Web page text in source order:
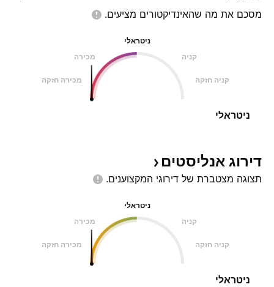
מסכם את מה שהאינדיקטורים מציעים.
ניטראלי
מכירה
קניה
מכירה חזקה קניה חזקה
ניטראלי
דירוג אנליסטים
תצוגה מצטברת של דירוגי המקצוענים.
ניטראלי
מכירה
קניה
מכירה חזקה קניה חזקה
ניטראלי